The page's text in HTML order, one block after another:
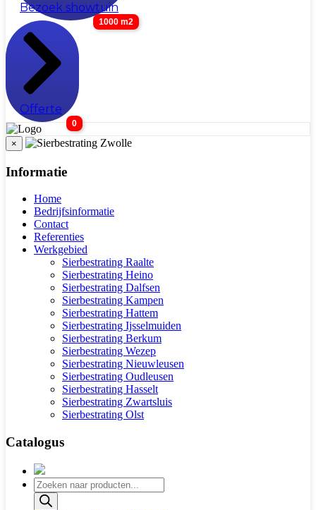
Bezoek showtuin
1000 m2
Offerte
0
×
Informatie
Home
Bedrijfsinformatie
Contact
Referenties
Werkgebied
Sierbestrating Raalte
Sierbestrating Heino
Sierbestrating Dalfsen
Sierbestrating Kampen
Sierbestrating Hattem
Sierbestrating Ijsselmuiden
Sierbestrating Berkum
Sierbestrating Wezep
Sierbestrating Nieuwleusen
Sierbestrating Oudleusen
Sierbestrating Hasselt
Sierbestrating Zwartsluis
Sierbestrating Olst
Catalogus
Producten
zoeken